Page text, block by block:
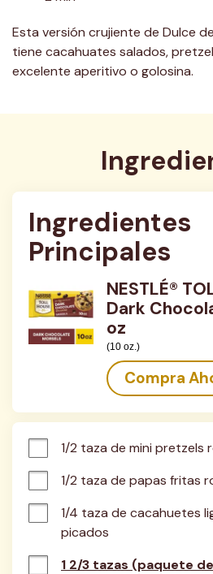
Esta versión crujiente de Dulce
tiene cacahuates salados,
excelente aperitivo o golosina.
Ingredientes
Principales
NESTLÉ®
Dark
oz
(10 oz.)
Compra
1/2 taza de mini pretzels
1/2 taza de papas fritas
1/4 taza de cacahuetes
picados
1 2/3 tazas (paquete